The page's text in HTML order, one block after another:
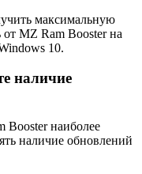
максимальную
от MZ Ram Booster на
10.
наличие
Booster наиболее
наличие обновлений